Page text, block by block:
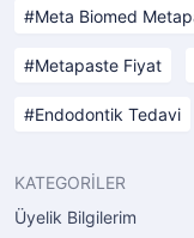
Meta Biomed
Metapaste Fiyat
Endodontik Tedavi
KATEGORİLER
Üyelik Bilgilerim